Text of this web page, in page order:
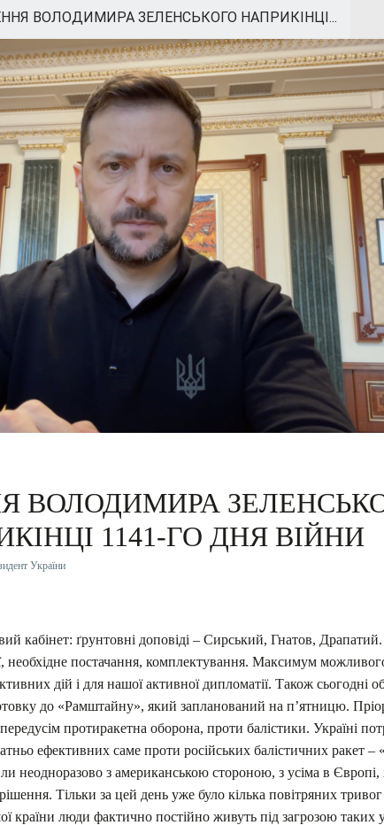
ВОЛОДИМИРА ЗЕЛЕНСЬКОГО НАПРИКІНЦІ...
ВОЛОДИМИРА
1141-ГО ДНЯ ВІЙНИ
України
кабінет: ґрунтовні доповіді – Сирський, Гнатов,
необхідне постачання, комплектування. Максимум
дій і для нашої активної дипломатії. Також сьогодні
до «Рамштайну», який запланований на п’ятницю.
протиракетна оборона, проти балістики. Україні
ефективних саме проти російських балістичних ракет –
неодноразово з американською стороною, з усіма в Європі,
Тільки за цей день уже було кілька повітряних тривог
країни люди фактично постійно живуть під загрозою таких